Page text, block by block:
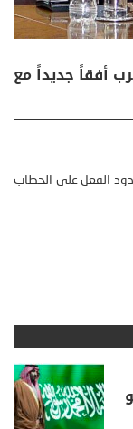
أفقاً جديداً مع
ردود الفعل على الخطاب